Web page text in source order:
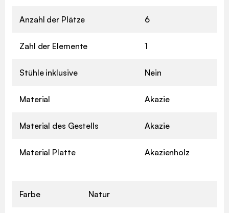
Anzahl der Plätze 6
Zahl der Elemente 1
Stühle inklusive Nein
Material Akazie
Material des Gestells Akazie
Material Platte Akazienholz
Farbe Natur